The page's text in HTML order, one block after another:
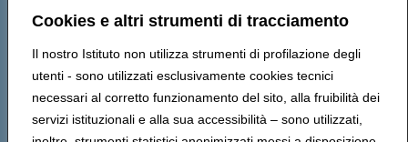
Cookies e altri strumenti di tracciamento
Il nostro Istituto non utilizza strumenti di profilazione degli
utenti - sono utilizzati esclusivamente cookies tecnici
necessari al corretto funzionamento del sito, alla fruibilità dei
servizi istituzionali e alla sua accessibilità – sono utilizzati,
Centralino:0823304917 Email:ceis042009@istruzione.it
Codice fiscale: 93098380616
Codice meccanografico: CEIS042009